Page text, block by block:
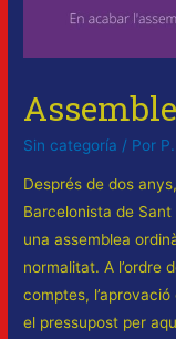
Sin categoría / Por
Després de dos
Barcelonista de
una assemblea
normalitat. A l’ordre
comptes,
el pressupost per